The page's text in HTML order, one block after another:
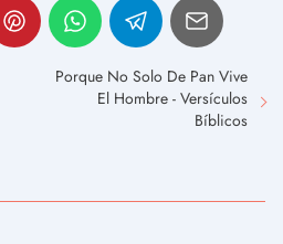
Porque No Solo De Pan Vive
El Hombre - Versículos
Bíblicos